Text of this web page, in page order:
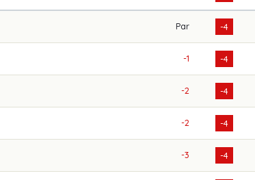
Par -4
-1 -4
-2 -4
-2 -4
-3 -4